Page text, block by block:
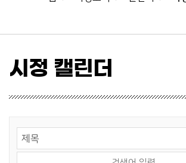
시정 캘린더